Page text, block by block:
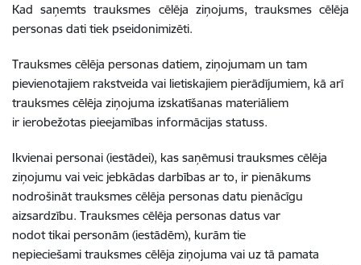
Kad saņemts trauksmes cēlēja ziņojums, trauksmes cēlēja
personas dati tiek pseidonimizēti.
Trauksmes cēlēja personas datiem, ziņojumam un tam
pievienotajiem rakstveida vai lietiskajiem pierādījumiem, kā arī
trauksmes cēlēja ziņojuma izskatīšanas materiāliem
ir ierobežotas pieejamības informācijas statuss.
Ikvienai personai (iestādei), kas saņēmusi trauksmes cēlēja
ziņojumu vai veic jebkādas darbības ar to, ir pienākums
nodrošināt trauksmes cēlēja personas datu pienācīgu
aizsardzību. Trauksmes cēlēja personas datus var
nodot tikai personām (iestādēm), kurām tie
nepieciešami trauksmes cēlēja ziņojuma vai uz tā pamata